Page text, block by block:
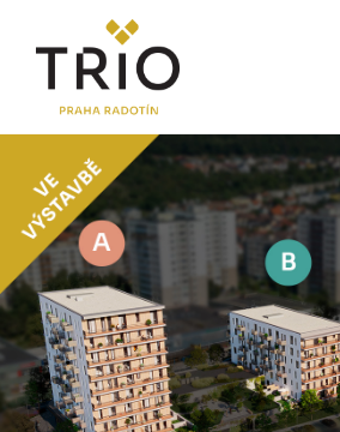
O PROJEKTU
Proč TRIO Radotín
FAQ sekce
Novinky
Postup koupě a financování
LOKALITA